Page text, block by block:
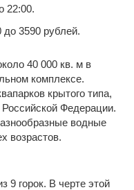
22:00.
до 3590 рублей.
40 000 кв. м в
комплексе.
крытого типа,
Федерации.
водные
возрастов.
9 горок. В черте этой